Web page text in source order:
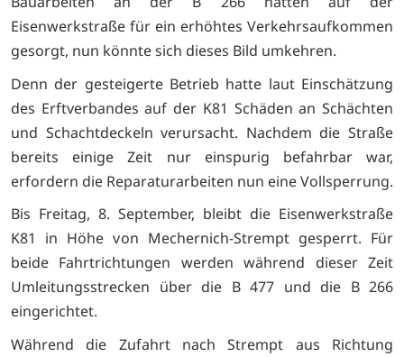
Eisenwerkstraße für ein erhöhtes Verkehrsaufkommen
gesorgt, nun könnte sich dieses Bild umkehren.
Denn der gesteigerte Betrieb hatte laut Einschätzung
des Erftverbandes auf der K81 Schäden an Schächten
und Schachtdeckeln verursacht. Nachdem die Straße
bereits einige Zeit nur einspurig befahrbar war,
erfordern die Reparaturarbeiten nun eine Vollsperrung.
Bis Freitag, 8. September, bleibt die Eisenwerkstraße
K81 in Höhe von Mechernich-Strempt gesperrt. Für
beide Fahrtrichtungen werden während dieser Zeit
Umleitungsstrecken über die B 477 und die B 266
eingerichtet.
Während die Zufahrt nach Strempt aus Richtung